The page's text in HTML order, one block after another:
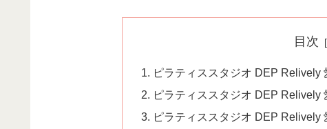
目次
ピラティススタジオ DEP Relively
ピラティススタジオ DEP Relively
ピラティススタジオ DEP Relively